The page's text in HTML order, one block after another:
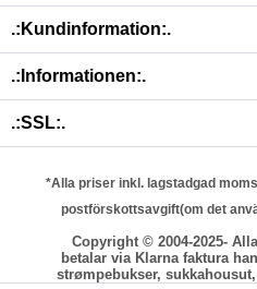
.:Kundinformation:.
.:Informationen:.
.:SSL:.
*Alla priser inkl. lagstadgad
postförskottsavgift(om det
Copyright © 2004-2025-
betalar via Klarna faktura
strømpebukser,